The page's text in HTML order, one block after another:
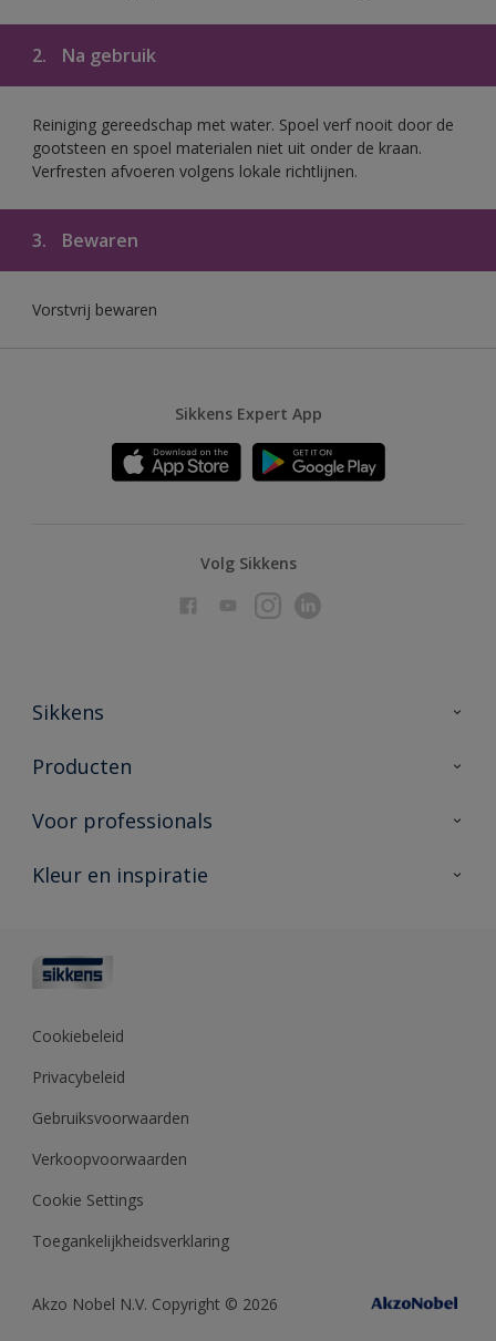
2. Na gebruik
Reiniging gereedschap met water. Spoel verf nooit door de
gootsteen en spoel materialen niet uit onder de kraan.
Verfresten afvoeren volgens lokale richtlijnen.
3. Bewaren
Vorstvrij bewaren
Sikkens Expert App
Volg Sikkens
Sikkens
Over Sikkens
Duurzaamheid
Producten
Producten voor binnen
Vind je verkooppunt
Voor professionals
Advies & service
Polyfilla Pro
Sikkens Center
Kleur en inspiratie
Kleurcollecties
Kennisbank
Cookiebeleid
Privacybeleid
Gebruiksvoorwaarden
Verkoopvoorwaarden
Cookie Settings
Toegankelijkheidsverklaring
Akzo Nobel N.V. Copyright © 2026